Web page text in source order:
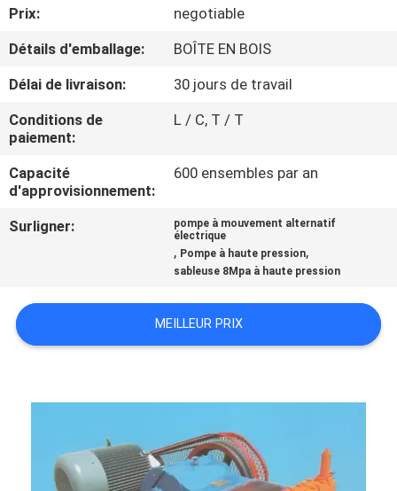
D'USINE
CONTRÔLE
DE
QUALITÉ
CONTACTEZ-
NOUS
UNE
CITATION
PLAN
Prix:
negotiable
Détails d'emballage:
BOÎTE EN BOIS
Délai de livraison:
30 jours de travail
Conditions de
paiement:
L / C, T / T
Capacité
d'approvisionnement:
600 ensembles par an
Surligner:
pompe à mouvement alternatif
électrique
, Pompe à haute pression,
sableuse 8Mpa à haute pression
MEILLEUR PRIX